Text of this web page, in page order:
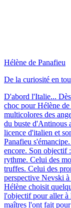
Hélène de Panafieu
De la curiosité en
D'abord l'Italie...
choc pour Hélène
multicolores des
du buste d'Antinous
licence d'italien et
Panafieu
encore. Son objectif
rythme. Celui des
truffes. Celui des
perspective Nevski
Hélène choisit
l'objectif pour aller à
maîtres l'ont fait